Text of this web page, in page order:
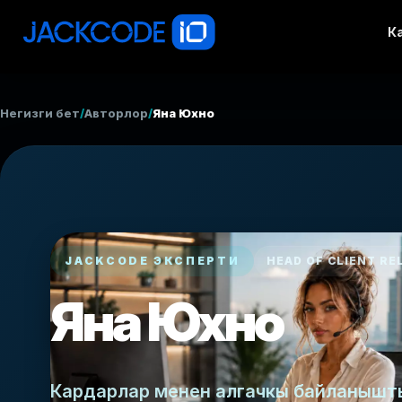
Негизги бет/Авторлор/Яна Юхно
JACKCODE ЭКСПЕРТИ HEAD OF CLIENT
Яна Юхно
Кардарлар менен алгачкы байланышты